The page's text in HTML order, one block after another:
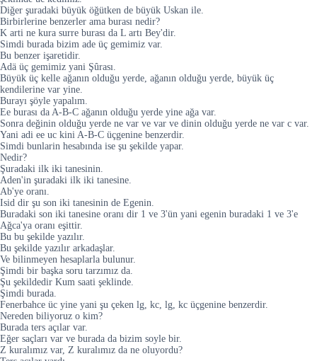
Diğer şuradaki büyük öğütken de büyük Uskan ile.
Birbirlerine benzerler ama burası nedir?
K arti ne kura surre burası da L artı Bey'dir.
Simdi burada bizim ade üç gemimiz var.
Bu benzer işaretidir.
Adä üç gemimiz yani Şûrası.
Büyük üç kelle ağanın olduğu yerde, ağanın olduğu yerde, büyük üç
kеndіlеrіnе var yine.
Burayı şöyle yapalım.
Ee burası da A-B-C ağanın olduğu yerde yine ağa var.
Sonra değinin olduğu yerde ne var ve var ve dinin olduğu yerde ne var c var.
Yani adi ee uc kini A-B-C üçgenine benzerdir.
Simdi bunlarin hesabında ise şu şekilde yapar.
Nedir?
Şuradaki ilk iki tanesinin.
Aden'in şuradaki ilk iki tanesine.
Ab'ye oranı.
Isid dir şu son iki tanesinin de Egenin.
Buradaki son iki tanesine oranı dir 1 ve 3'ün yani egenin buradaki 1 ve 3'e
Ağca'ya oranı eşittir.
Bu bu şekilde yazılır.
Bu şekilde yazılır arkadaşlar.
Ve bilinmeyen hesaplarla bulunur.
Şimdi bir başka soru tarzımız da.
Şu şekildedir Kum saati şeklinde.
Şimdi burada.
Fenerbahce üc yine yani şu çeken lg, kc, lg, kc üçgenine benzerdir.
Nereden biliyoruz o kim?
Burada ters açılar var.
Eğer saçları var ve burada da bizim soyle bir.
Z kuralımız var, Z kuralımız da ne oluyordu?